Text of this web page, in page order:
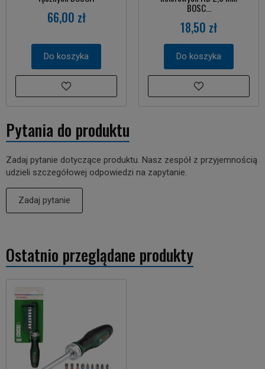
66,00 zł
Do koszyka
BOSC...
18,50 zł
Do koszyka
Pytania do produktu
Zadaj pytanie dotyczące produktu. Nasz zespół z przyjemnością
udzieli szczegółowej odpowiedzi na zapytanie.
Zadaj pytanie
Ostatnio przeglądane produkty